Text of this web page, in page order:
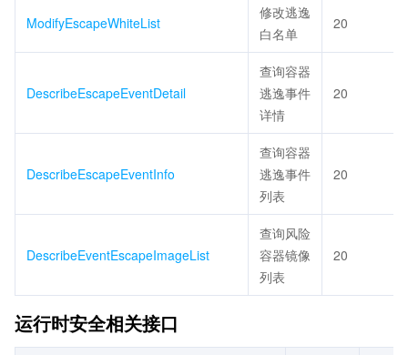
ModifyEscapeWhiteList
修改逃逸
白名单
20
DescribeEscapeEventDetail
查询容器
逃逸事件
详情
20
DescribeEscapeEventInfo
查询容器
逃逸事件
列表
20
DescribeEventEscapeImageList
查询风险
容器镜像
列表
20
运行时安全相关接口